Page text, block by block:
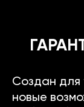
Создан для
новые